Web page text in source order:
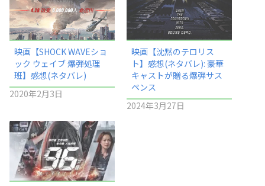
映画【SHOCK WAVEショ
ック ウェイブ 爆弾処理
班】感想(ネタバレ)
2020年2月3日
映画【沈黙のテロリス
ト】感想(ネタバレ): 豪華
キャストが贈る爆弾サス
ペンス
2024年3月27日